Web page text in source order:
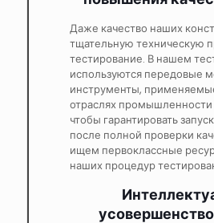
Даже качество наших
тщательную техническую
тестирование. В нашем
используются передовые
инструменты,
отраслях
чтобы гарантировать
после полной проверки
ищем первоклассные
наших процедур